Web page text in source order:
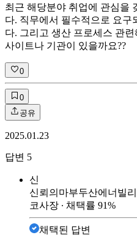
최근 해당분야 취업에 관심을
다. 직무에서 필수적으로 요구
다. 그리고 생산 프로세스 관
사이트나 기관이 있을까요??
0
0
공유
2025.01.23
답변 5
신
신뢰의마부두산에너빌리
코사장 ∙ 채택률 91%
채택된 답변